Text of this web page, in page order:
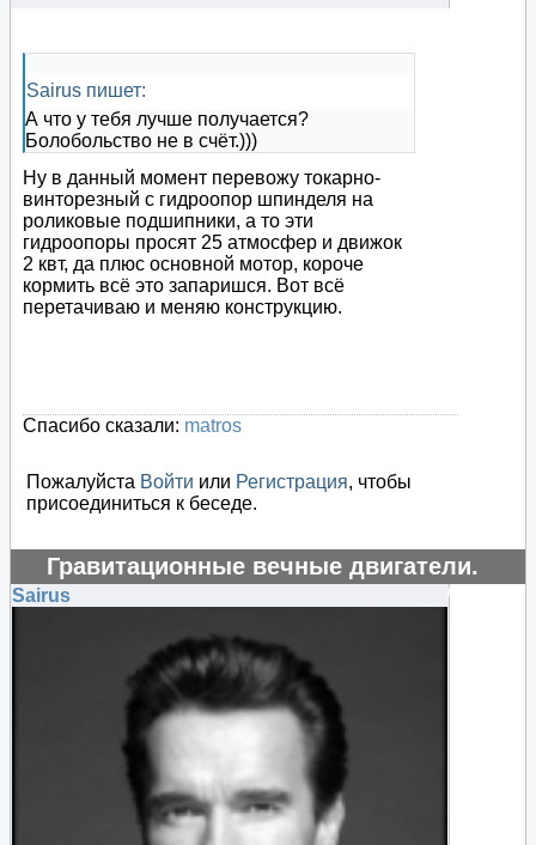
Sairus пишет:
А что у тебя лучше получается?
Болобольство не в счёт.)))
Ну в данный момент перевожу токарно-
винторезный с гидроопор шпинделя на
роликовые подшипники, а то эти
гидроопоры просят 25 атмосфер и движок
2 квт, да плюс основной мотор, короче
кормить всё это запаришся. Вот всё
перетачиваю и меняю конструкцию.
Спасибо сказали: matros
Пожалуйста Войти или Регистрация, чтобы
присоединиться к беседе.
Гравитационные вечные двигатели.
#124408
Sairus